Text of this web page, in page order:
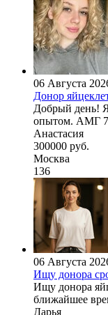
06 Августа
Донор
Добрый день!
опытом. АМГ
Анастасия
300000 руб.
Москва
136
06 Августа
Ищу донора
Ищу донора
ближайшее
Дарья